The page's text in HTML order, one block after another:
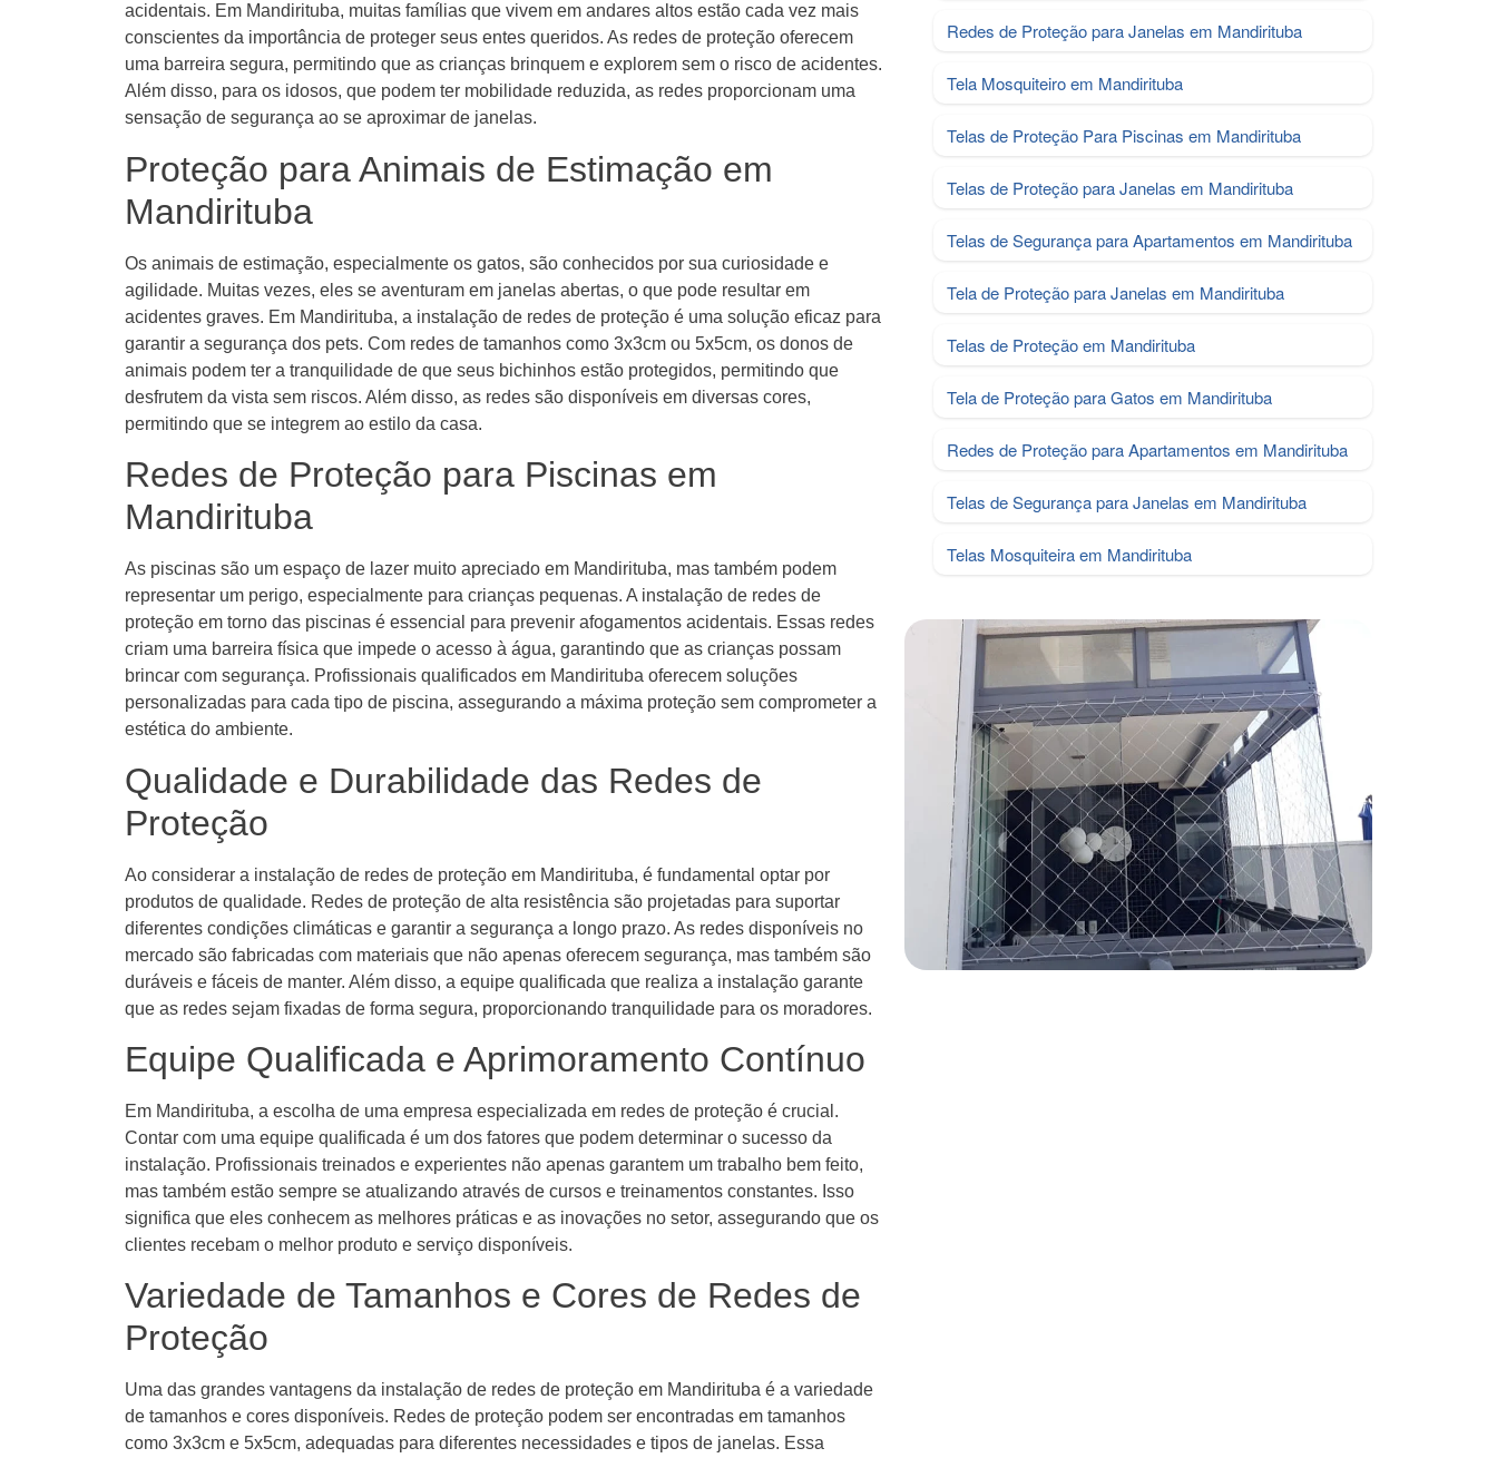
acidentais. Em Mandirituba, muitas famílias que vivem em andares altos estão cada vez mais
conscientes da importância de proteger seus entes queridos. As redes de proteção oferecem
uma barreira segura, permitindo que as crianças brinquem e explorem sem o risco de acidentes.
Além disso, para os idosos, que podem ter mobilidade reduzida, as redes proporcionam uma
sensação de segurança ao se aproximar de janelas.
Proteção para Animais de Estimação em
Mandirituba
Os animais de estimação, especialmente os gatos, são conhecidos por sua curiosidade e
agilidade. Muitas vezes, eles se aventuram em janelas abertas, o que pode resultar em
acidentes graves. Em Mandirituba, a instalação de redes de proteção é uma solução eficaz para
garantir a segurança dos pets. Com redes de tamanhos como 3x3cm ou 5x5cm, os donos de
animais podem ter a tranquilidade de que seus bichinhos estão protegidos, permitindo que
desfrutem da vista sem riscos. Além disso, as redes são disponíveis em diversas cores,
permitindo que se integrem ao estilo da casa.
Redes de Proteção para Piscinas em
Mandirituba
As piscinas são um espaço de lazer muito apreciado em Mandirituba, mas também podem
representar um perigo, especialmente para crianças pequenas. A instalação de redes de
proteção em torno das piscinas é essencial para prevenir afogamentos acidentais. Essas redes
criam uma barreira física que impede o acesso à água, garantindo que as crianças possam
brincar com segurança. Profissionais qualificados em Mandirituba oferecem soluções
personalizadas para cada tipo de piscina, assegurando a máxima proteção sem comprometer a
estética do ambiente.
Qualidade e Durabilidade das Redes de
Proteção
Ao considerar a instalação de redes de proteção em Mandirituba, é fundamental optar por
produtos de qualidade. Redes de proteção de alta resistência são projetadas para suportar
diferentes condições climáticas e garantir a segurança a longo prazo. As redes disponíveis no
mercado são fabricadas com materiais que não apenas oferecem segurança, mas também são
duráveis e fáceis de manter. Além disso, a equipe qualificada que realiza a instalação garante
que as redes sejam fixadas de forma segura, proporcionando tranquilidade para os moradores.
Equipe Qualificada e Aprimoramento Contínuo
Em Mandirituba, a escolha de uma empresa especializada em redes de proteção é crucial.
Contar com uma equipe qualificada é um dos fatores que podem determinar o sucesso da
instalação. Profissionais treinados e experientes não apenas garantem um trabalho bem feito,
mas também estão sempre se atualizando através de cursos e treinamentos constantes. Isso
significa que eles conhecem as melhores práticas e as inovações no setor, assegurando que os
clientes recebam o melhor produto e serviço disponíveis.
Variedade de Tamanhos e Cores de Redes de
Proteção
Uma das grandes vantagens da instalação de redes de proteção em Mandirituba é a variedade
de tamanhos e cores disponíveis. Redes de proteção podem ser encontradas em tamanhos
como 3x3cm e 5x5cm, adequadas para diferentes necessidades e tipos de janelas. Essa
Redes de Proteção para Janelas em Mandirituba
Tela Mosquiteiro em Mandirituba
Telas de Proteção Para Piscinas em Mandirituba
Telas de Proteção para Janelas em Mandirituba
Telas de Segurança para Apartamentos em Mandirituba
Tela de Proteção para Janelas em Mandirituba
Telas de Proteção em Mandirituba
Tela de Proteção para Gatos em Mandirituba
Redes de Proteção para Apartamentos em Mandirituba
Telas de Segurança para Janelas em Mandirituba
Telas Mosquiteira em Mandirituba